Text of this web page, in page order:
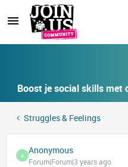
Boost je social skills met
Struggles & Feelings
A Anonymous
Forum|Forum|3 years ago